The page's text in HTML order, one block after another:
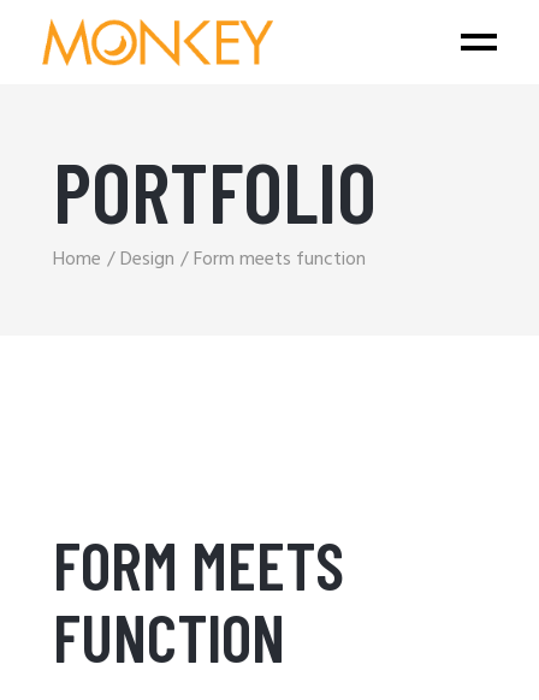
PORTFOLIO
Home Design Form meets function
FORM MEETS
FUNCTION